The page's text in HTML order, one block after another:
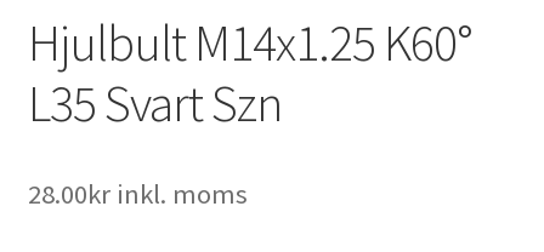
Hjulbult M14x1.25 K60°
L35 Svart Szn
28.00krinkl. moms